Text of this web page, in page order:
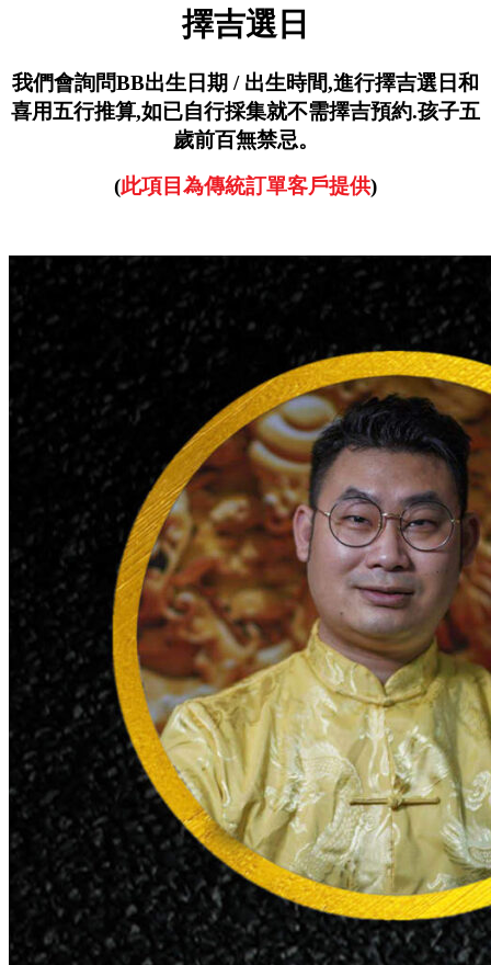
擇吉選日
我們會詢問BB出生日期 / 出生時間,進行擇吉選日和
喜用五行推算,如已自行採集就不需擇吉預約.孩子五
歲前百無禁忌。
(此項目為傳統訂單客戶提供)